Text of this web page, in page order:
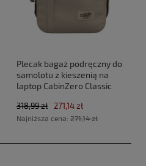
Plecak bagaż podręczny do
samolotu z kieszenią na
laptop CabinZero Classic
(40x30x20cm Ryanair, Wizz
Air)
318,99 zł 271,14 zł
Najniższa cena: 271,14 zł